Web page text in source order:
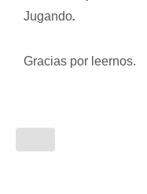
Jugando.
Gracias por leernos.